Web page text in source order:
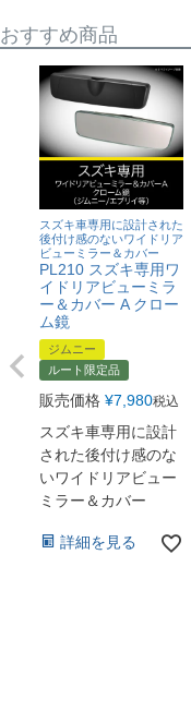
おすすめ商品
スズキ車専用に設計された
後付け感のないワイドリア
ビューミラー＆カバー
PL210 スズキ専用ワ
イドリアビューミラ
ー＆カバー A クロー
ム鏡
ジムニー
ルート限定品
販売価格 ¥7,980税込
スズキ車専用に設計
された後付け感のな
いワイドリアビュー
ミラー＆カバー
詳細を見る